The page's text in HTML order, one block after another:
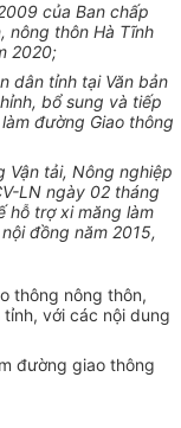
của Ban chấp
nông thôn Hà Tĩnh
2020;
dân tỉnh tại Văn bản
bổ sung và tiếp
đường Giao thông
Vận tải, Nông nghiệp
LN ngày 02 tháng
hỗ trợ xi măng làm
đồng năm 2015,
thông nông thôn,
với các nội dung
đường giao thông